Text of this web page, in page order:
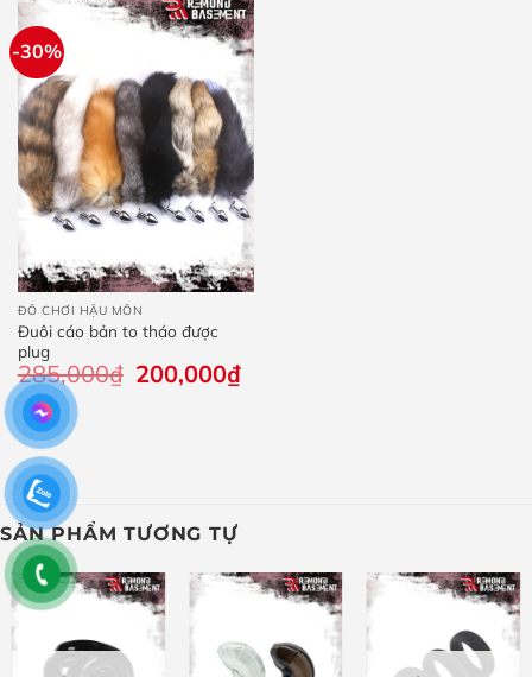
-30%
ĐỒ CHƠI HẬU MÔN
Đuôi cáo bản to tháo được
plug
285,000₫ Giá
gốc
200,000₫Giá
hiện
SẢN PHẨM TƯƠNG TỰ